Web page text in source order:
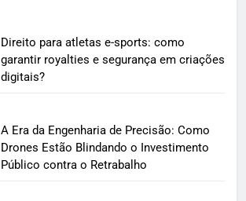
Direito para atletas e-sports: como
garantir royalties e segurança em criações
digitais?
A Era da Engenharia de Precisão: Como
Drones Estão Blindando o Investimento
Público contra o Retrabalho